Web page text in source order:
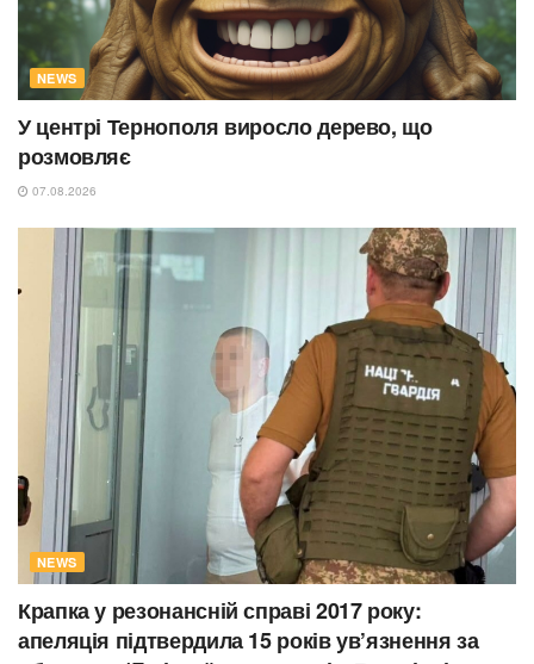
NEWS
У центрі Тернополя виросло дерево, що
розмовляє
07.08.2026
NEWS
Крапка у резонансній справі 2017 року:
апеляція підтвердила 15 років ув’язнення за